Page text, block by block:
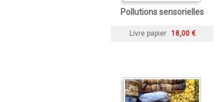
Pollutions sensorielles
Livre papier 18,00 €